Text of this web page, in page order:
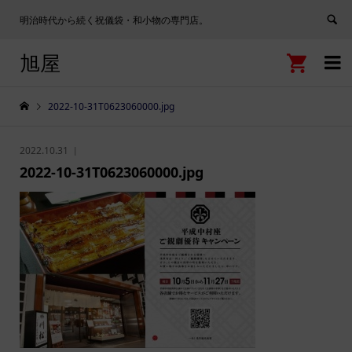
明治時代から続く祝儀袋・和小物の専門店。

旭屋 
2022-10-31T0623060000.jpg
2022.10.31
2022-10-31T0623060000.jpg